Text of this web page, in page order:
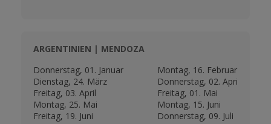
ARGENTINIEN | MENDOZA
Donnerstag, 01. Januar
Montag, 16. Februar
Dienstag, 24. März
Donnerstag, 02. April
Freitag, 03. April
Freitag, 01. Mai
Montag, 25. Mai
Montag, 15. Juni
Freitag, 19. Juni
Donnerstag, 09. Juli